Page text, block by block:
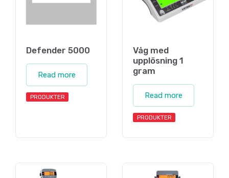
Defender 5000
Read more
PRODUKTER
Våg med
upplösning 1
gram
Read more
PRODUKTER